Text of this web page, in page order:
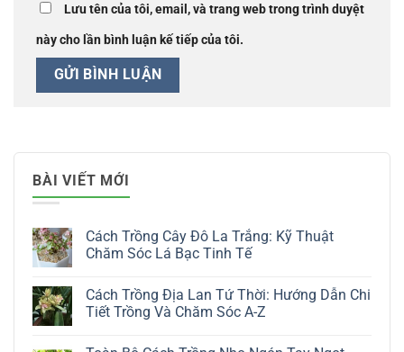
Lưu tên của tôi, email, và trang web trong trình duyệt
này cho lần bình luận kế tiếp của tôi.
BÀI VIẾT MỚI
Cách Trồng Cây Đô La Trắng: Kỹ Thuật
Chăm Sóc Lá Bạc Tinh Tế
bình
luận
Cách Trồng Địa Lan Tứ Thời: Hướng Dẫn Chi
Tiết Trồng Và Chăm Sóc A-Z